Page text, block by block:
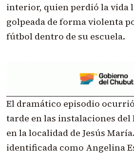
interior, quien perdió la vida
golpeada de forma violenta
fútbol dentro de su escuela.
El dramático episodio
tarde en las instalaciones del
en la localidad de Jesús
identificada como Angelina